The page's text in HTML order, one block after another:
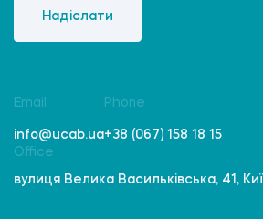
Надіслати
Email
info@ucab.ua
Phone
+38 (067) 158 18 15
Office
вулиця Велика Васильківська, 41,